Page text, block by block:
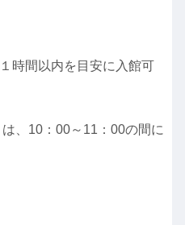
時間以内を目安に入館可
、10：00～11：00の間に